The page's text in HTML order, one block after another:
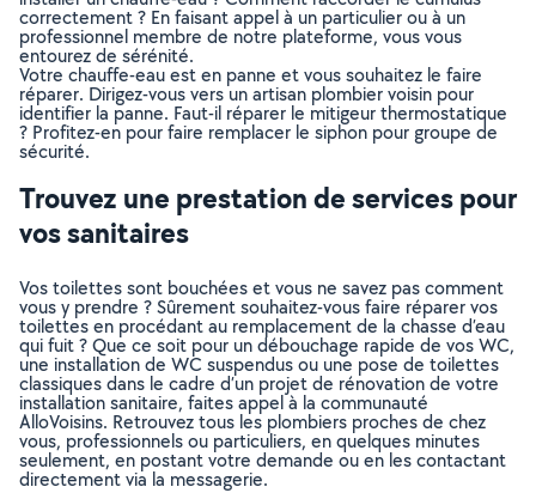
correctement ? En faisant appel à un particulier ou à un
professionnel membre de notre plateforme, vous vous
entourez de sérénité.
Votre chauffe-eau est en panne et vous souhaitez le faire
réparer. Dirigez-vous vers un artisan plombier voisin pour
identifier la panne. Faut-il réparer le mitigeur thermostatique
? Profitez-en pour faire remplacer le siphon pour groupe de
sécurité.
Trouvez une prestation de services pour
vos sanitaires
Vos toilettes sont bouchées et vous ne savez pas comment
vous y prendre ? Sûrement souhaitez-vous faire réparer vos
toilettes en procédant au remplacement de la chasse d’eau
qui fuit ? Que ce soit pour un débouchage rapide de vos WC,
une installation de WC suspendus ou une pose de toilettes
classiques dans le cadre d’un projet de rénovation de votre
installation sanitaire, faites appel à la communauté
AlloVoisins. Retrouvez tous les plombiers proches de chez
vous, professionnels ou particuliers, en quelques minutes
seulement, en postant votre demande ou en les contactant
directement via la messagerie.